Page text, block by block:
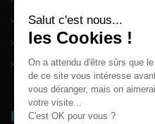
Questions fréquentes
Partenaires
Plan du site
Follow us